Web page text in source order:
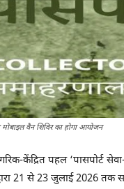
वैन शिविर का होगा आयोजन
केंद्रित पहल ‘पासपोर्ट
21 से 23 जुलाई 2026 तक